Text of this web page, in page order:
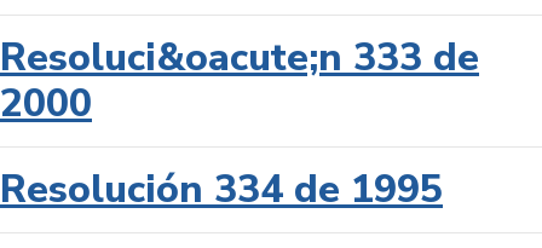
Resoluci&oacute;n 333 de
2000
Resolución 334 de 1995